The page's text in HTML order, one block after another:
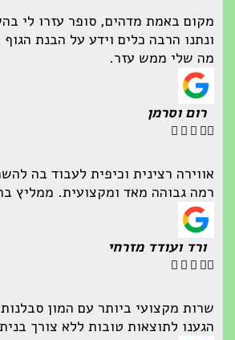
מקום באמת מדהים, סופר עזרו לי
ונתנו הרבה כלים וידע על הבנת
מה שלי ממש עזר.
רום וסרמן

אווירה רצינית וכיפית לעבוד בה
רמה גבוהה מאד ומקצועית. ממליץ
ורד ועודד מזרחי

שרות מקצועי ביותר עם המון סבלנות
הגענו לתוצאות טובות ללא צורך